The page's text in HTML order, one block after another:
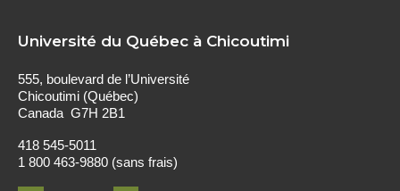
Université du Québec à Chicoutimi
555, boulevard de l’Université
Chicoutimi (Québec)
Canada G7H 2B1
418 545-5011
1 800 463-9880 (sans frais)